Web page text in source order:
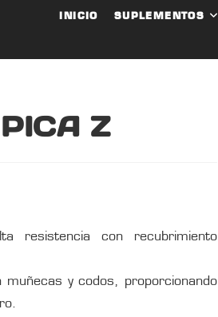
INICIO SUPLEMENTOS
Z
resistencia con recubrimiento
muñecas y codos, proporcionando